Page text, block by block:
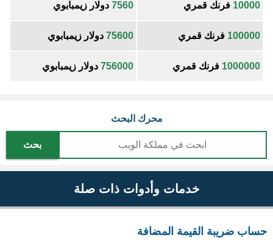
10000 فرنك قمري 7560 دولار زيمبابوي
100000 فرنك قمري 75600 دولار زيمبابوي
1000000 فرنك قمري 756000 دولار زيمبابوي
محرك البحث
بحث
خدمات وأدوات ذات صلة
حساب ضريبة القيمة المضافة